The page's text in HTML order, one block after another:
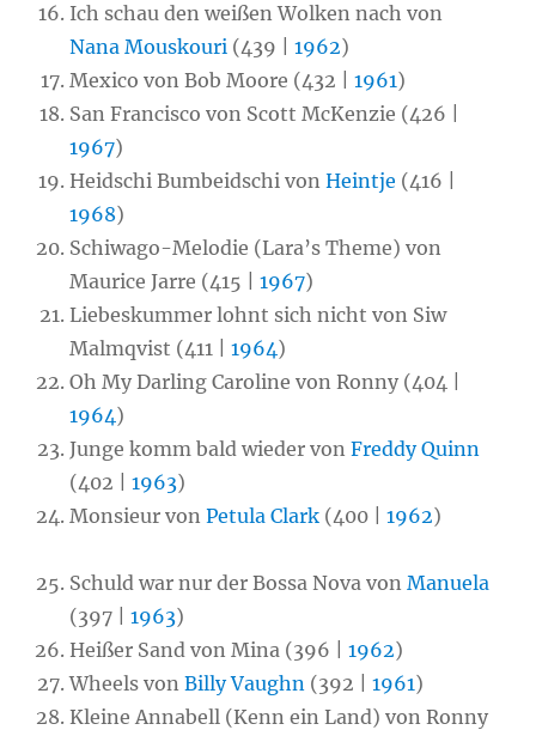
Ich schau den weißen Wolken nach von
Nana Mouskouri (439 |1962)
Mexico von Bob Moore (432 |1961)
San Francisco von Scott McKenzie (426 |
1967)
Heidschi Bumbeidschi vonHeintje (416 |
1968)
Schiwago-Melodie (Lara’s Theme) von
Maurice Jarre (415 |1967)
Liebeskummer lohnt sich nicht von Siw
Malmqvist (411 |1964)
Oh My Darling Caroline von Ronny (404 |
1964)
Junge komm bald wieder vonFreddy Quinn
(402 |1963)
Monsieur vonPetula Clark (400 |1962)
Schuld war nur der Bossa Nova vonManuela
(397 |1963)
Heißer Sand von Mina (396 |1962)
Wheels vonBilly Vaughn (392 |1961)
Kleine Annabell (Kenn ein Land) von Ronny